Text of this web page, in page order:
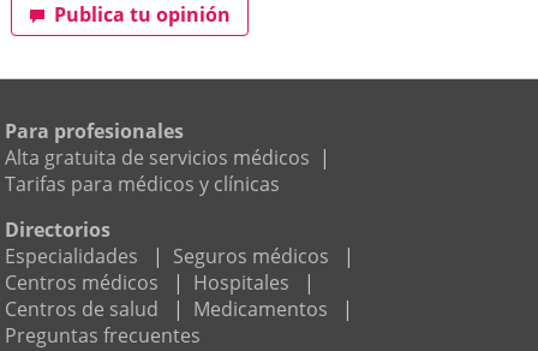
Publica tu opinión
Para profesionales
Alta gratuita de servicios médicos |
Tarifas para médicos y clínicas
Directorios
Especialidades
| Seguros médicos
|
Centros médicos
| Hospitales
|
Centros de salud
| Medicamentos
|
Preguntas frecuentes